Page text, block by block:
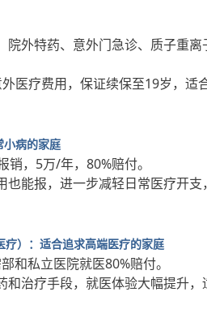
院外特药、意外门急诊、质子重
医疗费用，保证续保至19岁，适
小病的家庭
，5万/年，80%赔付。
也能报，进一步减轻日常医疗开
）：适合追求高端医疗的家庭
和私立医院就医80%赔付。
和治疗手段，就医体验大幅提升